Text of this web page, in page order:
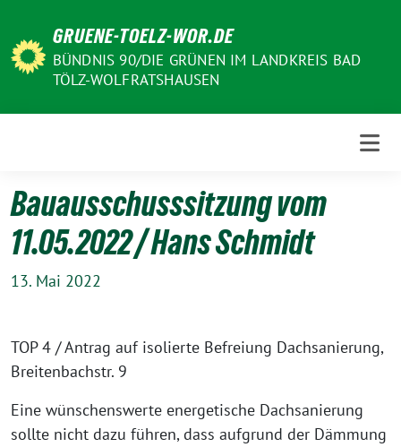
zum
Inhalt
GRUENE-TOELZ-WOR.DE
BÜNDNIS 90/DIE GRÜNEN IM LANDKREIS BAD
TÖLZ-WOLFRATSHAUSEN
Bauausschusssitzung vom
11.05.2022 / Hans Schmidt
13. Mai 2022
TOP 4 / Antrag auf isolierte Befreiung Dachsanierung,
Breitenbachstr. 9
Eine wünschenswerte energetische Dachsanierung
sollte nicht dazu führen, dass aufgrund der Dämmung